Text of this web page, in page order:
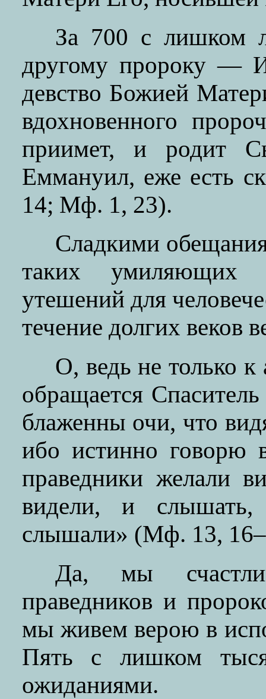
За 700 с лишком
другому пророку —
девство Божией
вдохновенного
приимет, и родит
Еммануил, еже есть
14; Мф. 1, 23).
Сладкими
таких умиляющих
утешений для
течение долгих веков
О, ведь не только
обращается
блаженны очи, что
ибо истинно говорю
праведники желали
видели, и
слышали» (Мф. 13,
Да, мы
праведников и
мы живем верою в
Пять с лишком
ожиданиями.